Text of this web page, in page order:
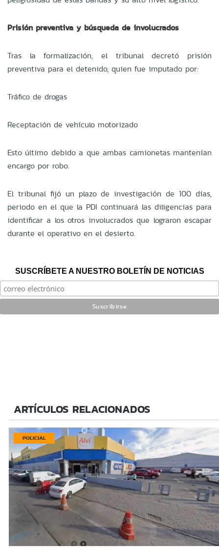
Prisión preventiva y búsqueda de involucrados
Tras la formalización, el tribunal decretó prisión
preventiva para el detenido, quien fue imputado por:
Tráfico de drogas
Receptación de vehículo motorizado
Esto último debido a que ambas camionetas mantenían
encargo por robo.
El tribunal fijó un plazo de investigación de 100 días,
periodo en el que la PDI continuará las diligencias para
identificar a los otros involucrados que lograron escapar
durante el operativo en el desierto.
SUSCRÍBETE A NUESTRO BOLETÍN DE NOTICIAS
ARTÍCULOS RELACIONADOS
POLICIAL